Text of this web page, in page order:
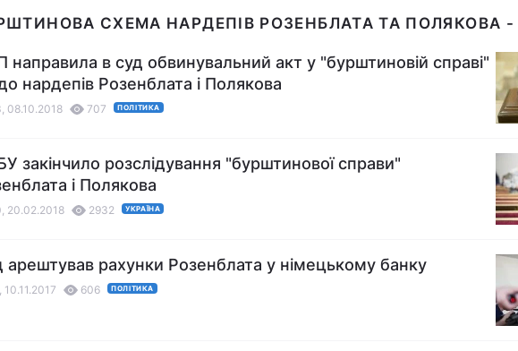
СХЕМА НАРДЕПІВ РОЗЕНБЛАТА ТА ПОЛЯКОВА
направила в суд обвинувальний акт у "бурштиновій справі"
нардепів Розенблата і Полякова
08.10.2018 707 ПОЛІТИКА
закінчило розслідування "бурштинової справи"
і Полякова
20.02.2018 2932 УКРАЇНА
арештував рахунки Розенблата у німецькому банку
10.11.2017 606 ПОЛІТИКА